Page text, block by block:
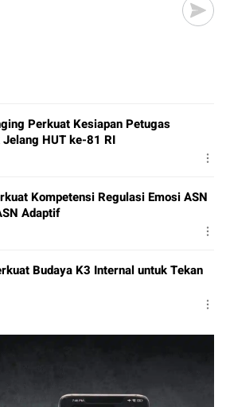
Perkuat Kesiapan Petugas
HUT ke-81 RI
Kompetensi Regulasi Emosi ASN
Adaptif
Budaya K3 Internal untuk Tekan